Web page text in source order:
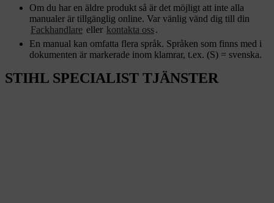
Om du har en äldre produkt så är det möjligt att inte alla
manualer är tillgänglig online. Var vänlig vänd dig till din
Fackhandlare eller kontakta oss.
En manual kan omfatta flera språk. Språken som finns med i
dokumenten är markerade inom klamrar, t.ex. (S) = svenska.
STIHL SPECIALIST TJÄNSTER